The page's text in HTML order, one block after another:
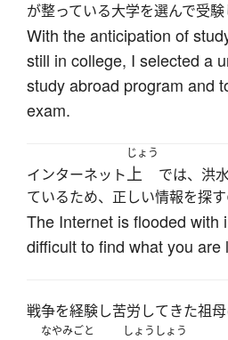
が整っている大学を選んで受験
With the anticipation of
still in college, I selected a
study abroad program and
exam.
インターネット
じょう
上
では、洪
ているため、正しい情報を探す
The Internet is flooded with
difficult to find what you are
戦争を経験し苦労してきた祖
なやみごと しょうしょう